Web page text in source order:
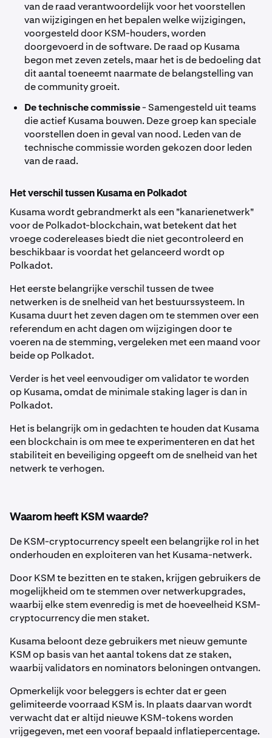
van de raad verantwoordelijk voor het voorstellen
van wijzigingen en het bepalen welke wijzigingen,
voorgesteld door KSM-houders, worden
doorgevoerd in de software. De raad op Kusama
begon met zeven zetels, maar het is de bedoeling dat
dit aantal toeneemt naarmate de belangstelling van
de community groeit.
De technische commissie- Samengesteld uit teams
die actief Kusama bouwen. Deze groep kan speciale
voorstellen doen in geval van nood. Leden van de
technische commissie worden gekozen door leden
van de raad.
Het verschil tussen Kusama en Polkadot
Kusama wordt gebrandmerkt als een "kanarienetwerk"
voor de Polkadot-blockchain, wat betekent dat het
vroege codereleases biedt die niet gecontroleerd en
beschikbaar is voordat het gelanceerd wordt op
Polkadot.
Het eerste belangrijke verschil tussen de twee
netwerken is de snelheid van het bestuurssysteem. In
Kusama duurt het zeven dagen om te stemmen over een
referendum en acht dagen om wijzigingen door te
voeren na de stemming, vergeleken met een maand voor
beide op Polkadot.
Verder is het veel eenvoudiger om validator te worden
op Kusama, omdat de minimale staking lager is dan in
Polkadot.
Het is belangrijk om in gedachten te houden dat Kusama
een blockchain is om mee te experimenteren en dat het
stabiliteit en beveiliging opgeeft om de snelheid van het
netwerk te verhogen.
Waarom heeft KSM waarde?
De KSM-cryptocurrency speelt een belangrijke rol in het
onderhouden en exploiteren van het Kusama-netwerk.
Door KSM te bezitten en te staken, krijgen gebruikers de
mogelijkheid om te stemmen over netwerkupgrades,
waarbij elke stem evenredig is met de hoeveelheid KSM-
cryptocurrency die men staket.
Kusama beloont deze gebruikers met nieuw gemunte
KSM op basis van het aantal tokens dat ze staken,
waarbij validators en nominators beloningen ontvangen.
Opmerkelijk voor beleggers is echter dat er geen
gelimiteerde voorraad KSM is. In plaats daarvan wordt
verwacht dat er altijd nieuwe KSM-tokens worden
vrijgegeven, met een vooraf bepaald inflatiepercentage.